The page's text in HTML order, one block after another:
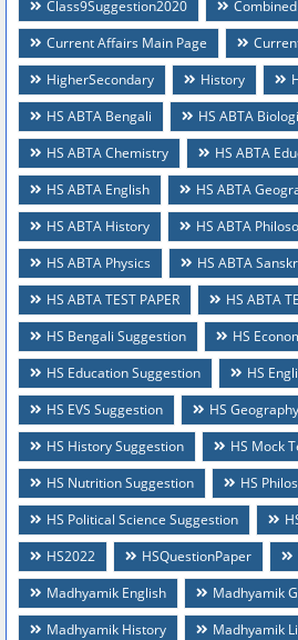
Class9Suggestion2020
Current Affairs Main Page
HigherSecondary
History
HS ABTA Bengali
HS ABTA
HS ABTA Chemistry
HS ABTA
HS ABTA English
HS ABTA
HS ABTA History
HS ABTA
HS ABTA Physics
HS ABTA
HS ABTA TEST PAPER
HS ABTA
HS Bengali Suggestion
HS
HS Education Suggestion
HS
HS EVS Suggestion
HS
HS History Suggestion
HS Mock
HS Nutrition Suggestion
HS
HS Political Science Suggestion
HS2022
HSQuestionPaper
Madhyamik English
Madhyamik
Madhyamik History
Madhyamik